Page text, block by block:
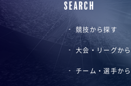
SEARCH
競技から探す
大会・リーグか
チーム・選手か